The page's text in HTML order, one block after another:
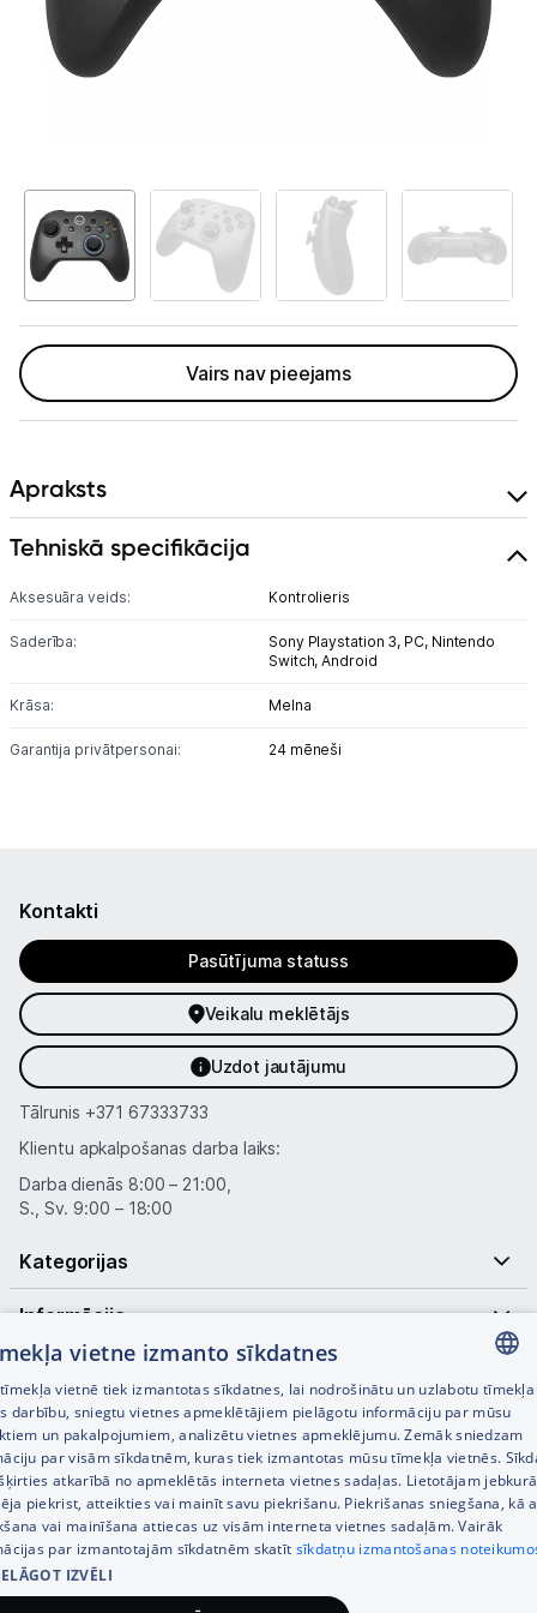
TV iekārtas
Microsoft Xbox
Nintendo Switch
Asus Rog
Lenovo Legion
Studijas skaņas aprīkojums
GAMING pasaule >
Spēļu konsoles un piederumi
Sony PlayStation
Microsoft Xbox
Nintendo Switch
Lenovo Legion
Spēles
Datu nesēji
Projektori un ekrāni
Tīkla iekārtas
Drukas iekārtas
Vairs nav pieejams
Apraksts
Tehniskā specifikācija
Aksesuāra veids: Kontrolieris
Saderība: Sony Playstation 3, PC, Nintendo
Switch,Android
Krāsa: Melna
Garantija privātpersonai: 24 mēneši
Kontakti
Pasūtījuma statuss
Veikalu meklētājs
Uzdot jautājumu
Tālrunis +371 67333733
Klientu apkalpošanas darba laiks:
Darba dienās 8:00 – 21:00,
S., Sv. 9:00 – 18:00
Kategorijas
Informācija
Noderīgas saites
© SIA Tet 2026 -
LATVIAN
RUSSIAN
ENGLISH
vietne izmanto sīkdatnes
vietnē tiek izmantotas sīkdatnes, lai nodrošinātu un uzlabotu tīmekļa
darbību, sniegtu vietnes apmeklētājiem pielāgotu informāciju par mūsu
un pakalpojumiem, analizētu vietnes apmeklējumu. Zemāk sniedzam
par visām sīkdatnēm, kuras tiek izmantotas mūsu tīmekļa vietnēs.
atkarībā no apmeklētās interneta vietnes sadaļas. Lietotājam
piekrist, atteikties vai mainīt savu piekrišanu. Piekrišanas sniegšana, kā
vai mainīšana attiecas uz visām interneta vietnes sadaļām. Vairāk
par izmantotajām sīkdatnēm skatīt sīkdatņu izmantošanas
IZVĒLI